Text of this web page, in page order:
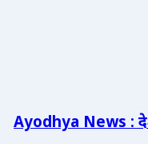
Ayodhya News :